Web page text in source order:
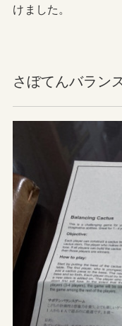
けました。
さぼてんバラン